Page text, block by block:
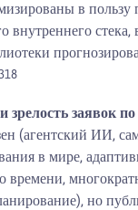
в пользу
внутреннего стека,
18
зрелость заявок
(агентский ИИ,
в мире,
времени,
но